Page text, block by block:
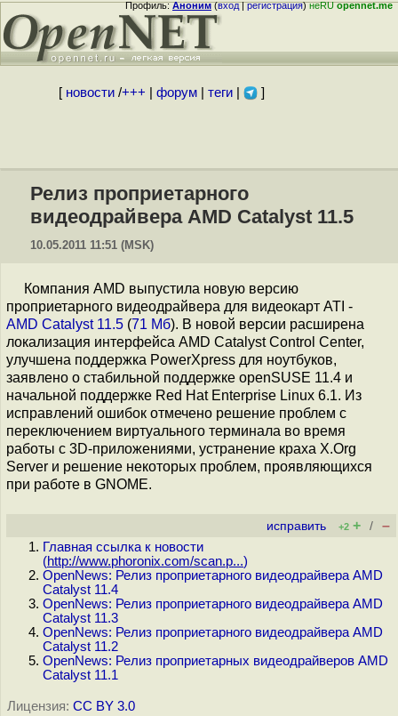
Профиль:Аноним(вход|регистрация)неRUopennet.me
[ новости/+++ форум| теги| ]
Релиз проприетарного
видеодрайвера AMD Catalyst 11.5
10.05.2011 11:51 (MSK)
Компания AMD выпустила новую версию
проприетарного видеодрайвера для видеокарт ATI -
AMD Catalyst 11.5 (71 Мб). В новой версии расширена
локализация интерфейса AMD Catalyst Control Center,
улучшена поддержка PowerXpress для ноутбуков,
заявлено о стабильной поддержке openSUSE 11.4 и
начальной поддержке Red Hat Enterprise Linux 6.1. Из
исправлений ошибок отмечено решение проблем с
переключением виртуального терминала во время
работы с 3D-приложениями, устранение краха X.Org
Server и решение некоторых проблем, проявляющихся
при работе в GNOME.
исправить +2 + / –
Главная ссылка к новости
(http://www.phoronix.com/scan.p...)
OpenNews: Релиз проприетарного видеодрайвера AMD
Catalyst 11.4
OpenNews: Релиз проприетарного видеодрайвера AMD
Catalyst 11.3
OpenNews: Релиз проприетарного видеодрайвера AMD
Catalyst 11.2
OpenNews: Релиз проприетарных видеодрайверов AMD
Catalyst 11.1
Лицензия: CC BY 3.0